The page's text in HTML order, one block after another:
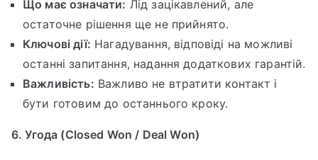
Що має означати: Лід зацікавлений, але
остаточне рішення ще не прийнято.
Ключові дії: Нагадування, відповіді на можливі
останні запитання, надання додаткових гарантій.
Важливість: Важливо не втратити контакт і
бути готовим до останнього кроку.
6. Угода (Closed Won / Deal Won)